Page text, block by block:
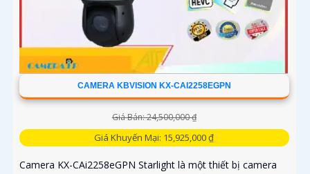
CAMERA KBVISION KX-CAI2258EGPN
Giá Bán: 24,500,000 ₫
Giá Khuyến Mại: 15,925,000 ₫
Camera KX-CAi2258eGPN Starlight là một thiết bị camera